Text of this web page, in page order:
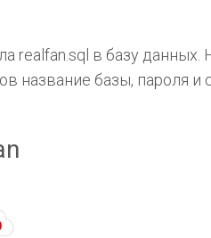
realfan.sql в базу данных.
название базы, пароля и